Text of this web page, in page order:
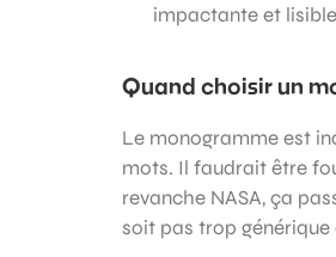
impactante et
Quand choisir un
Le monogramme est
mots. Il faudrait être
revanche NASA, ça
soit pas trop